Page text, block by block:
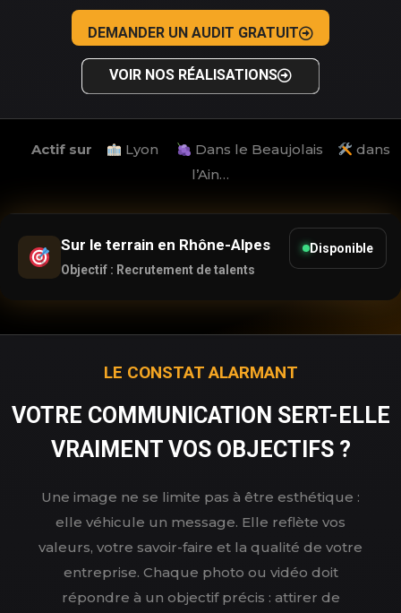
DEMANDER UN AUDIT GRATUIT
VOIR NOS RÉALISATIONS
Actif sur Lyon Dans le Beaujolais
dans
l’Ain…
Disponible
Sur le terrain en Rhône-Alpes
Objectif : Recrutement de talents
LE CONSTAT ALARMANT
VOTRE COMMUNICATION SERT-ELLE
VRAIMENT VOS OBJECTIFS ?
Une image ne se limite pas à être esthétique :
elle véhicule un message. Elle reflète vos
valeurs, votre savoir-faire et la qualité de votre
entreprise. Chaque photo ou vidéo doit
répondre à un objectif précis : attirer de